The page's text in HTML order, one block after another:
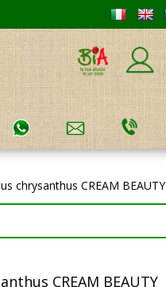
chrysanthus CREAM BEAUTY
CREAM BEAUTY